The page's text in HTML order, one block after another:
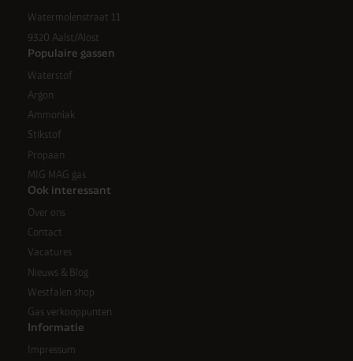
Watermolenstraat 11
9320 Aalst/Alost
Populaire gassen
Waterstof
Argon
Ammoniak
Stikstof
Propaan
MIG MAG gas
Ook interessant
Over ons
Contact
Vacatures
Nieuws & Blog
Westfalen shop
Gas verkooppunten
Informatie
Impressum